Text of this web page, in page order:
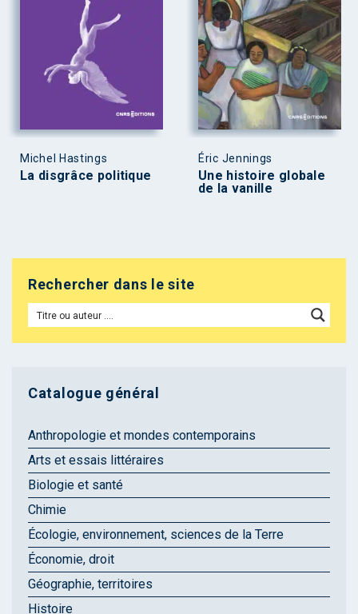
Michel Hastings
La disgrâce politique
Éric Jennings
Une histoire globale
de la vanille
Rechercher dans le site
Catalogue général
Anthropologie et mondes contemporains
Arts et essais littéraires
Biologie et santé
Chimie
Écologie, environnement, sciences de la Terre
Économie, droit
Géographie, territoires
Histoire